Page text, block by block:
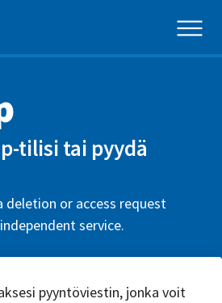
tilisi tai pyydä
deletion or access request
service.
pyyntöviestin, jonka voit